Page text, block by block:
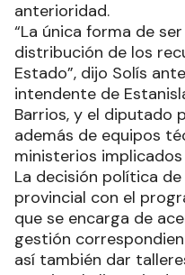
anterioridad.
“La única forma de
distribución de los
Estado”, dijo Solís
intendente de
Barrios, y el diputado
además de equipos
ministerios
La decisión política
provincial con el
que se encarga de
gestión
así también dar